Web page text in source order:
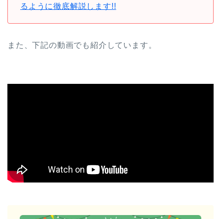
るように徹底解説します!!
また、下記の動画でも紹介しています。